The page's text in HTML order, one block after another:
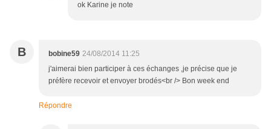
ok Karine je note
B bobine59 24/08/2014 11:25
j'aimerai bien participer à ces échanges ,je précise que je
préfère recevoir et envoyer brodés<br /> Bon week end
Répondre